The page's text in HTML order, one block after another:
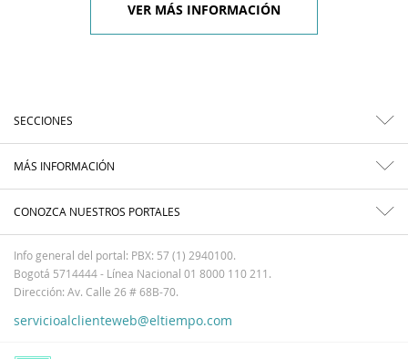
VER MÁS INFORMACIÓN
SECCIONES
MÁS INFORMACIÓN
CONOZCA NUESTROS PORTALES
Info general del portal: PBX: 57 (1) 2940100.
Bogotá 5714444 - Línea Nacional 01 8000 110 211.
Dirección: Av. Calle 26 # 68B-70.
servicioalclienteweb@eltiempo.com